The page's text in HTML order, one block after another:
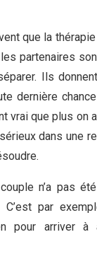
que la
partenaires
Ils
dernière
vrai que plus on
dans une
n’a pas
C’est par
pour arriver à